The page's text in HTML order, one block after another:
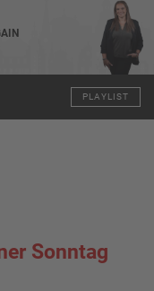
PLAYLIST
Sonntag